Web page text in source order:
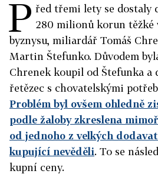
P řed třemi lety se dostaly
280 milionů korun těžké
byznysu, miliardář Tomáš
Martin Štefunko. Důvodem
Chrenek koupil od Štefunka a
řetězec s chovatelskými
Problém byl ovšem ohledně
podle žaloby zkreslena
od jednoho z velkých
kupující nevěděli. To se
kupní ceny.